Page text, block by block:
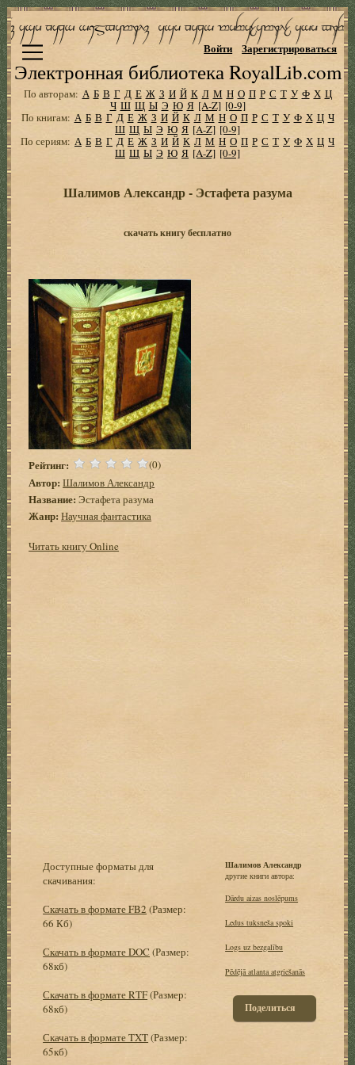
Электронная библиотека RoyalLib.com
Войти Зарегистрироваться
По авторам: А Б В Г Д Е Ж З И Й К Л М Н О П Р С Т У Ф Х Ц
Ч Ш Щ Ы Э Ю Я [A-Z] [0-9]
По книгам: А Б В Г Д Е Ж З И Й К Л М Н О П Р С Т У Ф Х Ц Ч
Ш Щ Ы Э Ю Я [A-Z] [0-9]
По сериям: А Б В Г Д Е Ж З И Й К Л М Н О П Р С Т У Ф Х Ц Ч
Ш Щ Ы Э Ю Я [A-Z] [0-9]
Шалимов Александр - Эстафета разума
скачать книгу бесплатно
Рейтинг: (0)
Автор: Шалимов Александр
Название: Эстафета разума
Жанр: Научная фантастика
Читать книгу Online
Доступные форматы для
скачивания:
Скачать в формате FB2 (Размер:
66 Кб)
Скачать в формате DOC (Размер:
68кб)
Скачать в формате RTF(Размер:
68кб)
Скачать в формате TXT(Размер:
65кб)
Шалимов Александр
другие книги автора:
Dārdu aizas noslēpums
Ledus tuksneša spoki
Logs uz bezgalību
Pēdējā atlanta atgriešanās
Поделиться